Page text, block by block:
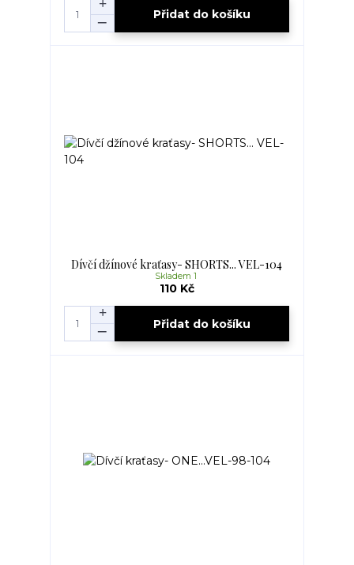
Přidat do košíku
Dívčí džínové kraťasy- SHORTS... VEL-104
110 Kč
Skladem 1
Přidat do košíku